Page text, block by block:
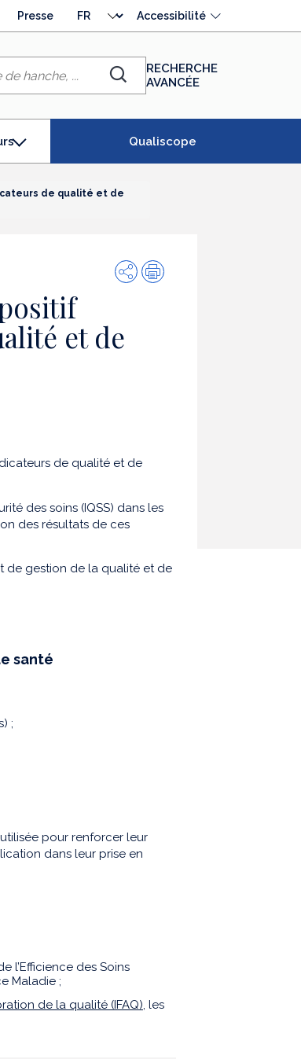
Presse
langue
Accessibilité
Chercher
RECHERCHE
AVANCÉE
Qualiscope
de qualité et de
PartagerImpression
et de
de qualité et de
des soins (IQSS) dans les
des résultats de ces
de gestion de la qualité et de
santé
;
pour renforcer leur
dans leur prise en
l’Efficience des Soins
Maladie ;
de la qualité (IFAQ) , les